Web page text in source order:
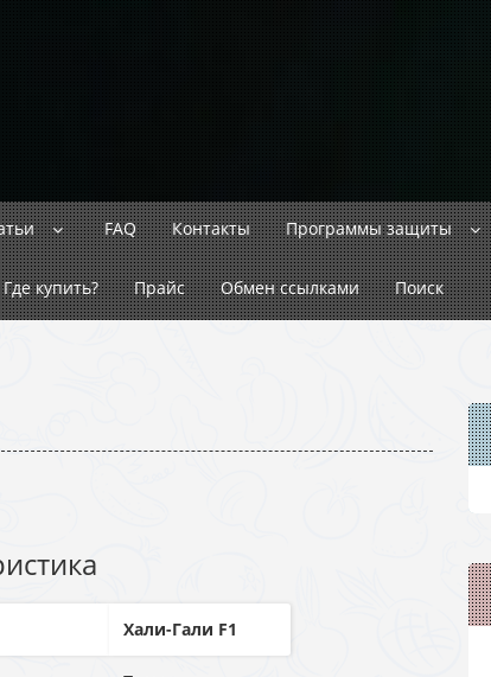
FAQ Контакты Программы защиты
Где купить? Прайс Обмен ссылками Поиск
Хали-Гали F1